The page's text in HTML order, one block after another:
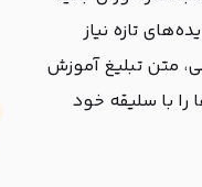
تازه نیاز
آموزشی، متن تبلیغ آموزش
با سلیقه خود